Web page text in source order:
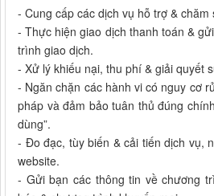
- Cung cấp các dịch vụ hỗ trợ & chăm
- Thực hiện giao dịch thanh toán &
trình giao dịch.
- Xử lý khiếu nại, thu phí & giải quyết
- Ngăn chặn các hành vi có nguy cơ
pháp và đảm bảo tuân thủ đúng
dùng”.
- Đo đạc, tùy biến & cải tiến dịch vụ,
website.
- Gửi bạn các thông tin về chương